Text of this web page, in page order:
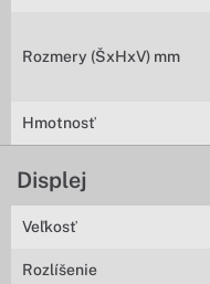
Rozmery (ŠxHxV) mm
Hmotnosť
Displej
Veľkosť
Rozlíšenie